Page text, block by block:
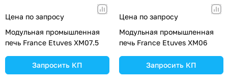
Цена по запросу
Модульная промышленная
печь France Etuves XM07.5
Запросить КП
Цена по запросу
Модульная промышленная
печь France Etuves XM06
Запросить КП